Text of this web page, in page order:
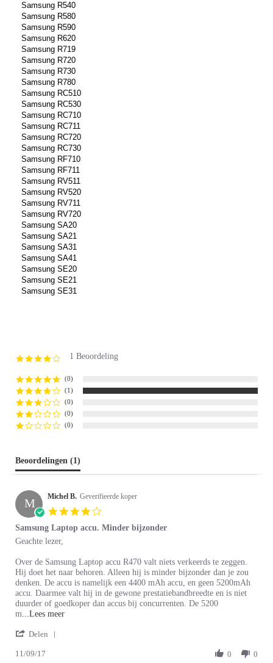
Samsung R540
Samsung R580
Samsung R590
Samsung R620
Samsung R719
Samsung R720
Samsung R730
Samsung R780
Samsung RC510
Samsung RC530
Samsung RC710
Samsung RC711
Samsung RC720
Samsung RC730
Samsung RF710
Samsung RF711
Samsung RV511
Samsung RV520
Samsung RV711
Samsung RV720
Samsung SA20
Samsung SA21
Samsung SA31
Samsung SA41
Samsung SE20
Samsung SE21
Samsung SE31
4.0
rating
1 Beoordeling
(0)
(1)
(0)
(0)
(0)
Beoordelingen (1)
M Michel B. Geverifieerde koper
rating
Samsung Laptop accu. Minder bijzonder
Review
Michel
B.
on
11
Sep
2017
review
Samsung
Laptop
accu.
Minder
bijzonder
Geachte lezer,
Over de Samsung Laptop accu R470 valt niets verkeerds te zeggen.
Hij doet het naar behoren. Alleen hij is minder bijzonder dan je zou
denken. De accu is namelijk een 4400 mAh accu, en geen 5200mAh
accu. Daarmee valt hij in de gewone prestatiebandbreedte en is niet
duurder of goedkoper dan accus bij concurrenten. De 5200
m...Lees meerRead
Delen
11/09/17 0 0